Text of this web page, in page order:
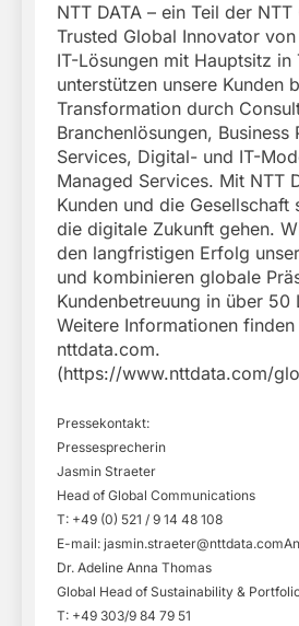
NTT DATA – ein Teil der
Trusted Global Innovator
IT-Lösungen mit Hauptsitz in
unterstützen unsere Kunden
Transformation durch
Branchenlösungen, Business
Services, Digital- und IT-
Managed Services. Mit NTT
Kunden und die Gesellschaft
die digitale Zukunft gehen.
den langfristigen Erfolg
und kombinieren globale
Kundenbetreuung in über 50
Weitere Informationen finden
nttdata.com.
(https://www.nttdata.com/
Pressekontakt:
Pressesprecherin
Jasmin Straeter
Head of Global Communications
T: +49 (0) 521 / 9 14 48 108
E-mail:
Dr. Adeline Anna Thomas
Global Head of Sustainability &
T: +49 303/9 84 79 51